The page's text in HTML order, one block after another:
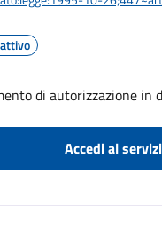
di autorizzazione
Accedi al